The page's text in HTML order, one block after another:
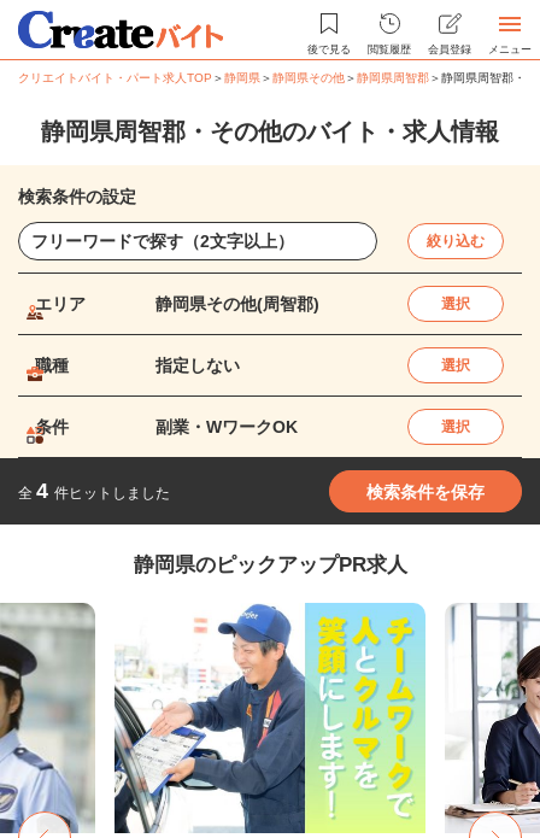
後で見る 閲覧履歴 会員登録 メニュー
クリエイトバイト・パート求人TOP ＞静岡県＞静岡県その他＞静岡県周智郡＞静岡県周智郡・
静岡県周智郡・その他のバイト・求人情報
検索条件の設定
絞り込む
エリア 静岡県その他(周智郡) 選択
職種 指定しない 選択
条件 副業・WワークOK 選択
全 4 件ヒットしました 検索条件を保存
静岡県のピックアップPR求人